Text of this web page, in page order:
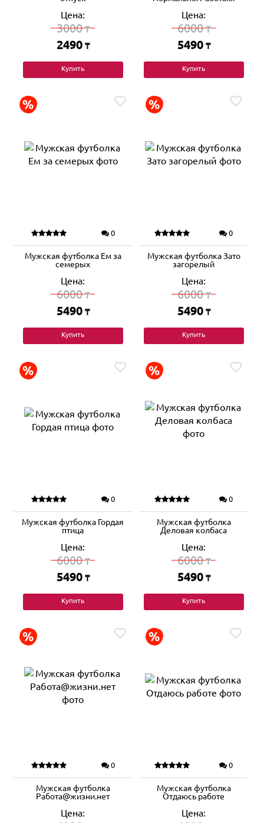
Цена:
3000₸
2490 ₸
Купить
Цена:
6000₸
5490 ₸
Купить
0
Мужская футболка Ем за
семерых
Цена:
6000₸
5490 ₸
Купить
0
Мужская футболка Зато
загорелый
Цена:
6000₸
5490 ₸
Купить
0
Мужская футболка Гордая
птица
Цена:
6000₸
5490 ₸
Купить
0
Мужская футболка
Деловая колбаса
Цена:
6000₸
5490 ₸
Купить
0
Мужская футболка
Работа@жизни.нет
Цена:
0
Мужская футболка
Отдаюсь работе
Цена: